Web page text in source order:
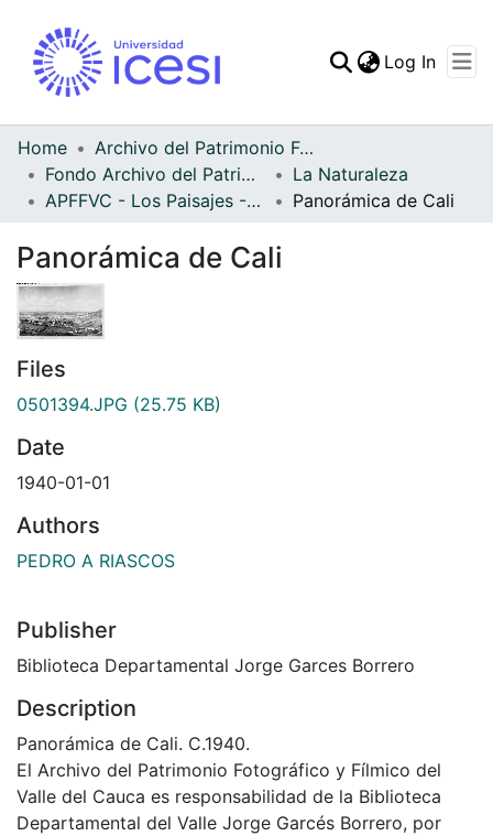
Statistics
Log In
Home
Archivo del Patrimonio Fotográfico y Fílmico del Valle del Cauca
Fondo Archivo del Patrimonio Fotográfico y Fílmico del Valle del Cauca
La Naturaleza
APFFVC - Los Paisajes - Patrimonial
Panorámica de Cali
Panorámica de Cali
Files
0501394.JPG (25.75 KB)
Date
1940-01-01
Authors
PEDRO A RIASCOS
Publisher
Biblioteca Departamental Jorge Garces Borrero
Description
Panorámica de Cali. C.1940.
El Archivo del Patrimonio Fotográfico y Fílmico del
Valle del Cauca es responsabilidad de la Biblioteca
Departamental del Valle Jorge Garcés Borrero, por